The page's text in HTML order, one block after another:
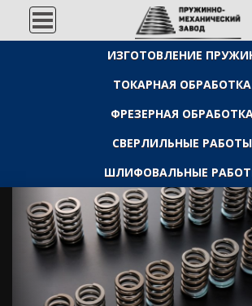
ИЗГОТОВЛЕНИЕ
ТОКАРНАЯ ОБРАБОТКА
ФРЕЗЕРНАЯ
СВЕРЛИЛЬНЫЕ РАБОТЫ
ШЛИФОВАЛЬНЫЕ